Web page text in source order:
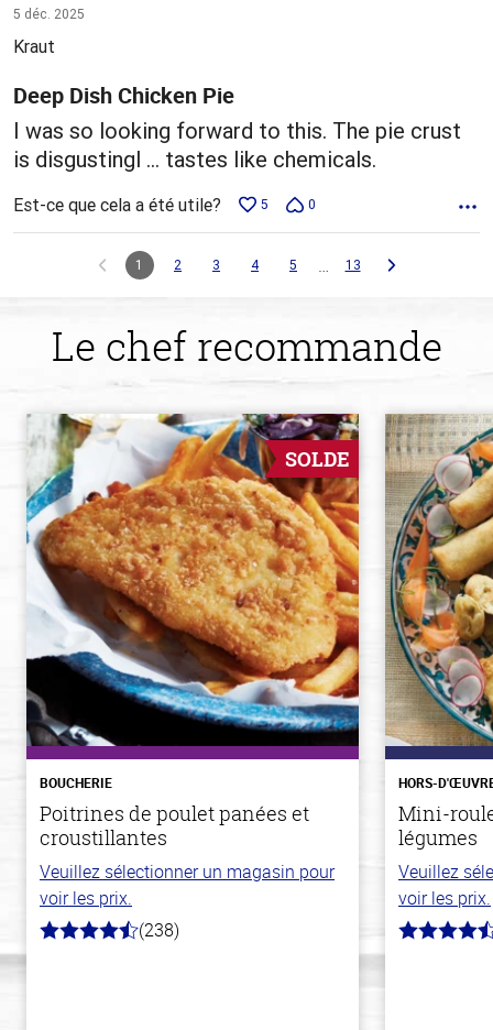
1 sur
5
5 déc. 2025
Kraut
Deep Dish Chicken Pie
I was so looking forward to this. The pie crust
is disgustingl … tastes like chemicals.
Est-ce que cela a été utile? 5 0
1 2 3 4 5 … 13
Le chef recommande
SOLDE
BOUCHERIE
Poitrines de poulet panées et
croustillantes
Veuillez sélectionner un magasin pour
voir les prix.
4.4
(238)
HORS-
Mini-
légumes
Veuillez
voir les prix.
4.8